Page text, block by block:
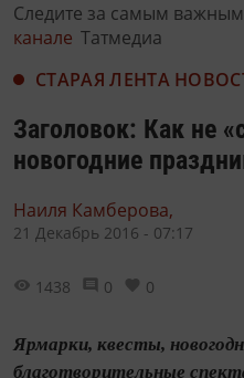
Следите за самым
канале Татмедиа
СТАРАЯ ЛЕНТА
Заголовок: Как не
новогодние
Наиля Камберова,
21 Декабрь 2016 - 07:17
1438 0 0
Ярмарки, квесты,
благотворительные